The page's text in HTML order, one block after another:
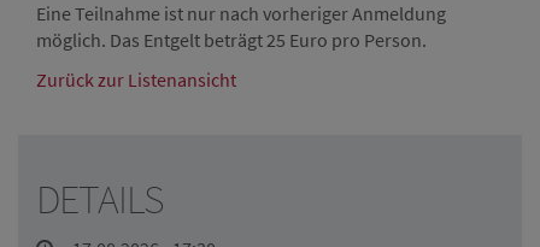
Eine Teilnahme ist nur nach vorheriger Anmeldung
möglich. Das Entgelt beträgt 25 Euro pro Person.
Zurück zur Listenansicht
DETAILS